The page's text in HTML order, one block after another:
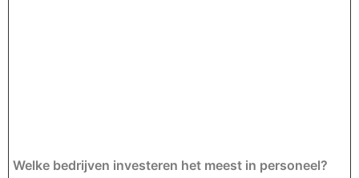
Welke bedrijven investeren het meest in personeel?